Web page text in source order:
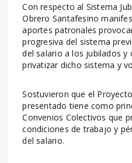
Con respecto al Sistema
Obrero Santafesino
aportes patronales
progresiva del sistema
del salario a los jubilados y
privatizar dicho sistema y
Sostuvieron que el
presentado tiene como
Convenios Colectivos que
condiciones de trabajo y
del salario.